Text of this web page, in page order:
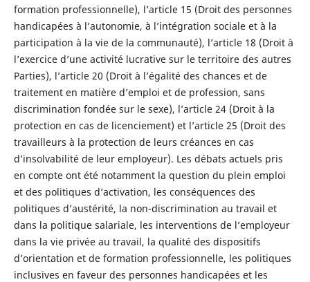
formation professionnelle), l’article 15 (Droit des personnes
handicapées à l’autonomie, à l’intégration sociale et à la
participation à la vie de la communauté), l’article 18 (Droit à
l’exercice d’une activité lucrative sur le territoire des autres
Parties), l’article 20 (Droit à l’égalité des chances et de
traitement en matière d’emploi et de profession, sans
discrimination fondée sur le sexe), l’article 24 (Droit à la
protection en cas de licenciement) et l’article 25 (Droit des
travailleurs à la protection de leurs créances en cas
d’insolvabilité de leur employeur). Les débats actuels pris
en compte ont été notamment la question du plein emploi
et des politiques d’activation, les conséquences des
politiques d’austérité, la non-discrimination au travail et
dans la politique salariale, les interventions de l’employeur
dans la vie privée au travail, la qualité des dispositifs
d’orientation et de formation professionnelle, les politiques
inclusives en faveur des personnes handicapées et les